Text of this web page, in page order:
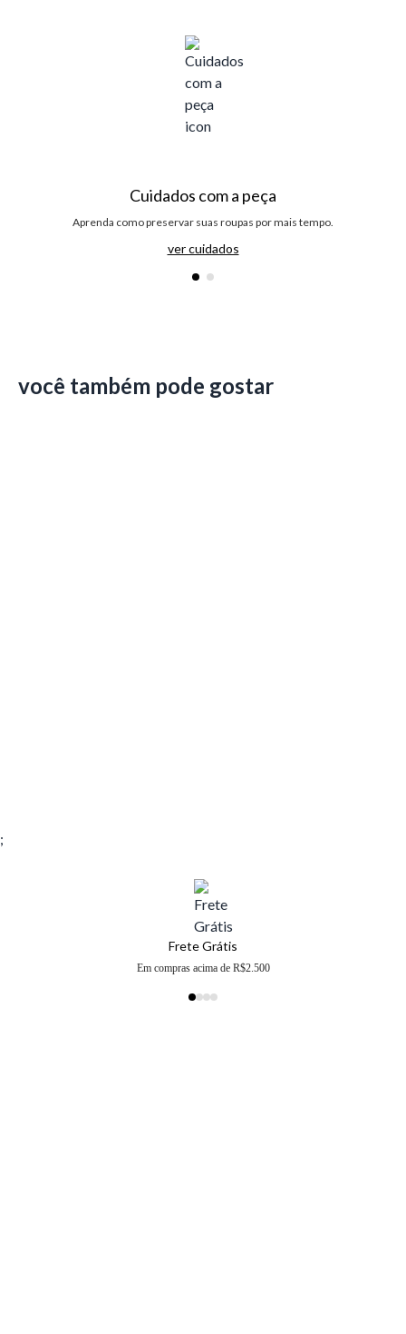
Cuidados com a peça
Aprenda como preservar suas roupas por mais tempo.
ver cuidados
você também pode gostar
;
Frete Grátis
Em compras acima de R$2.500